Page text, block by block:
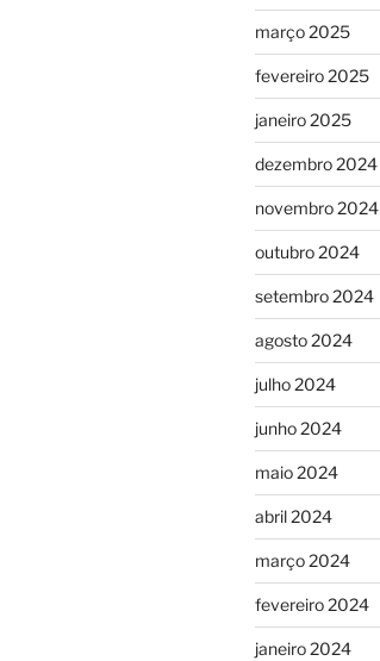
março 2025
fevereiro 2025
janeiro 2025
dezembro 2024
novembro 2024
outubro 2024
setembro 2024
agosto 2024
julho 2024
junho 2024
maio 2024
abril 2024
março 2024
fevereiro 2024
janeiro 2024